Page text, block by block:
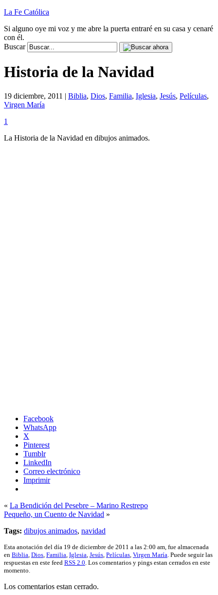
La Fe Católica
Si alguno oye mi voz y me abre la puerta entraré en su casa y cenaré
con él.
Buscar
Historia de la Navidad
19 diciembre, 2011 | Biblia, Dios, Familia, Iglesia, Jesús, Películas,
Virgen María
1
La Historia de la Navidad en dibujos animados.
Facebook
WhatsApp
X
Pinterest
Tumblr
LinkedIn
Correo electrónico
Imprimir
« La Bendición del Pesebre – Marino Restrepo
Pequeño, un Cuento de Navidad »
Tags: dibujos animados, navidad
Esta anotación del día 19 de diciembre de 2011 a las 2:00 am, fue almacenada
en Biblia Dios Familia Iglesia Jesús Películas Virgen María . Puede seguir las
respuestas en este feed RSS 2.0 . Los comentarios y pings estan cerrados en este
momento.
Los comentarios estan cerrado.